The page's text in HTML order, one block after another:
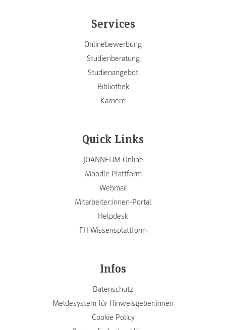
Services
Onlinebewerbung
Studienberatung
Studienangebot
Bibliothek
Karriere
Quick Links
JOANNEUM Online
Moodle Plattform
Webmail
Mitarbeiter:innen-Portal
Helpdesk
FH Wissensplattform
Infos
Datenschutz
Meldesystem für Hinweisgeber:innen
Cookie Policy